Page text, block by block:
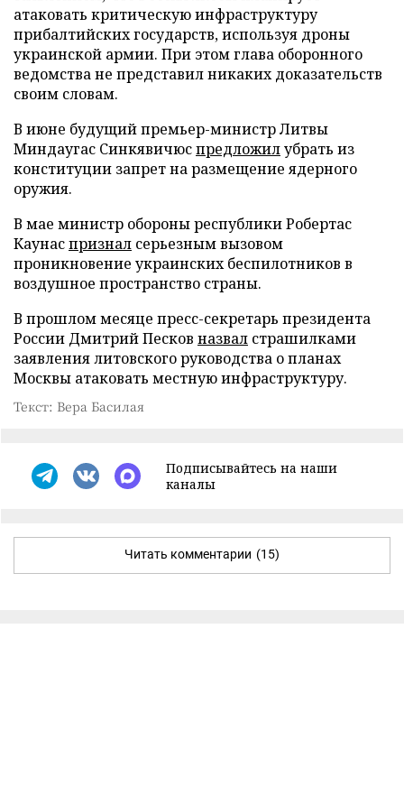
атаковать критическую инфраструктуру
прибалтийских государств, используя дроны
украинской армии. При этом глава оборонного
ведомства не представил никаких доказательств
своим словам.
В июне будущий премьер-министр Литвы
Миндаугас Синкявичюспредложилубрать из
конституции запрет на размещение ядерного
оружия.
В мае министр обороны республики Робертас
Каунаспризнал серьезным вызовом
проникновение украинских беспилотников в
воздушное пространство страны.
В прошлом месяце пресс-секретарь президента
России Дмитрий Песков назвал страшилками
заявления литовского руководства о планах
Москвы атаковать местную инфраструктуру.
Текст: Вера Басилая
Подписывайтесь на наши
каналы
Читать комментарии (15)